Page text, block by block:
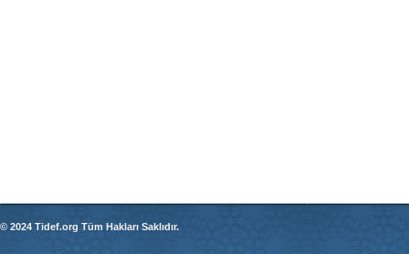
© 2024 Tidef.org Tüm Hakları Saklıdır.